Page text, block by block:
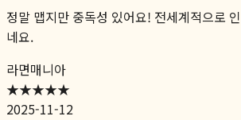
정말 맵지만 중독성 있어요! 전세계적으로
네요.
라면매니아
★★★★★
2025-11-12